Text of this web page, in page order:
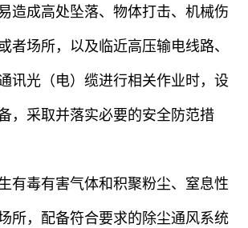
成高处坠落、物体打击、机械伤
者场所，以及临近高压输电线路、
讯光（电）缆进行相关作业时，设
，采取并落实必要的安全防范措
毒有害气体和积聚粉尘、窒息性
所，配备符合要求的除尘通风系统